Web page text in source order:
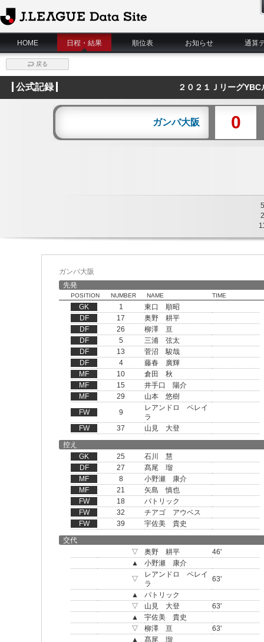
J.League Data Site
HOME
日程・結果 順位表 お知らせ 通算
戻る
公式記録 ２０２１Ｊリーグ
ガンバ大阪 0
5
2
ガンバ大阪
先発
POSITION NUMBER NAME TIME
GK 1
東口 順昭
DF
17
奥野 耕平
DF
26
柳澤 亘
DF
5
三浦 弦太
DF
13
菅沼 駿哉
DF
4
藤春 廣輝
MF
10
倉田 秋
MF
15
井手口 陽介
MF
29
山本 悠樹
FW
9
レアンドロ ペレイ
ラ
FW
37
山見 大登
控え
GK
25
石川 慧
DF
27
髙尾 瑠
MF
8
小野瀬 康介
MF
21
矢島 慎也
FW
18
パトリック
FW
32
チアゴ アウベス
FW
39
宇佐美 貴史
交代
▽
奥野 耕平
46'
▲
小野瀬 康介
▽
レアンドロ ペレイ
ラ
63'
▲
パトリック
▽
山見 大登
63'
▲
宇佐美 貴史
▽
柳澤 亘
63'
▲
髙尾 瑠